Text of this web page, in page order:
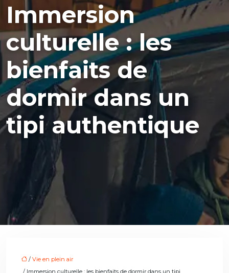
Immersion
culturelle : les
bienfaits de
dormir dans un
tipi authentique
/ Vie en plein air
/ Immersion culturelle : les bienfaits de dormir dans un tipi